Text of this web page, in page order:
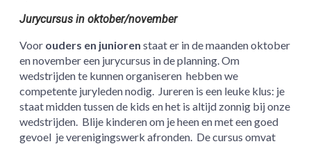
Jurycursus in oktober/november
Voor ouders en junioren staat er in de maanden oktober
en november een jurycursus in de planning. Om
wedstrijden te kunnen organiseren hebben we
competente juryleden nodig. Jureren is een leuke klus: je
staat midden tussen de kids en het is altijd zonnig bij onze
wedstrijden. Blije kinderen om je heen en met een goed
gevoel je verenigingswerk afronden. De cursus omvat